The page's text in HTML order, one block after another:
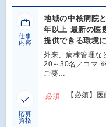
仕事
内容
地域の中核病院
年以上 最新の医
提供できる環境
外来、病棟管理な
20～30名／コマ
ご要…
応募
資格
必須 【必須】